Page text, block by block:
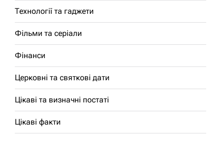
Технології та гаджети
Фільми та серіали
Фінанси
Церковні та святкові дати
Цікаві та визначні постаті
Цікаві факти